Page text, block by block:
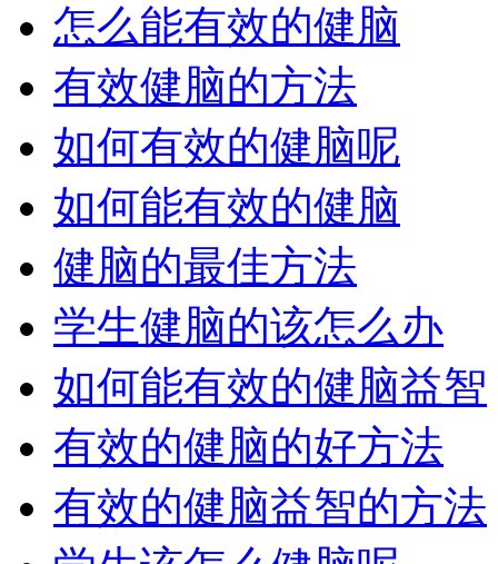
怎么能有效的健脑
有效健脑的方法
如何有效的健脑呢
如何能有效的健脑
健脑的最佳方法
学生健脑的该怎么办
如何能有效的健脑益智
有效的健脑的好方法
有效的健脑益智的方法